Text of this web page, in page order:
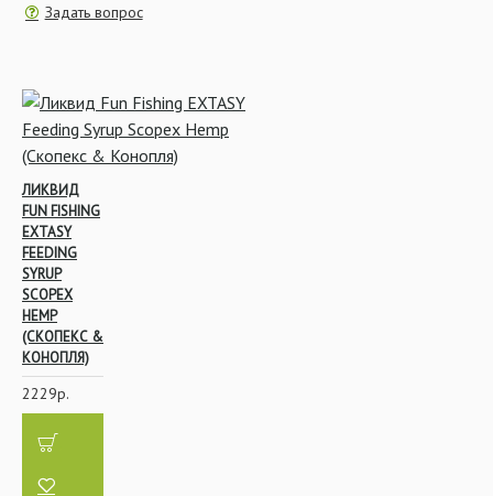
Задать вопрос
ЛИКВИД
FUN FISHING
EXTASY
FEEDING
SYRUP
SCOPEX
HEMP
(СКОПЕКС &
КОНОПЛЯ)
2229р.